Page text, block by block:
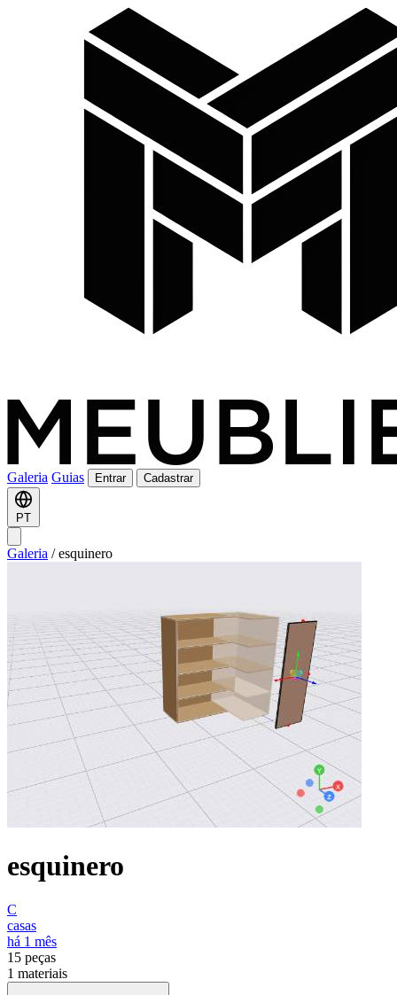
Galeria Guias Entrar Cadastrar
PT
Galeria / esquinero
esquinero
C
casas
há 1 mês
15 peças
1 materiais